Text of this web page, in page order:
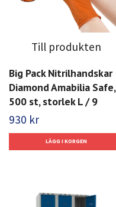
Till produkten
Big Pack Nitrilhandskar
Diamond Amabilia Safe,
500 st, storlek L / 9
930 kr